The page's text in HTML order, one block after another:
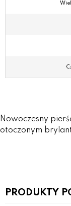
Nowoczesny
otoczonym
PRODUKTY